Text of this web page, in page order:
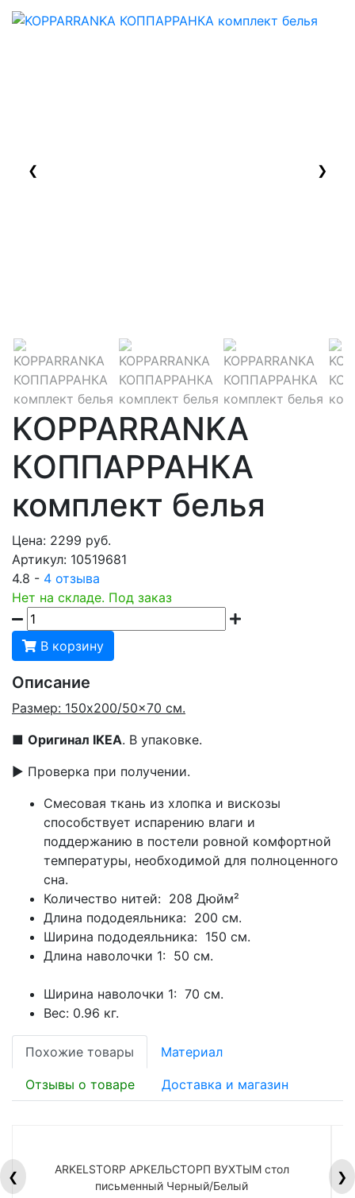
❮ ❯
KOPPARRANKA
КОППАРРАНКА
комплект белья
Цена: 2299 руб.
Артикул: 10519681
4.8 - 4 отзыва
Нет на складе. Под заказ
В корзину
Описание
Размер: 150x200/50x70 см.
■ Оригинал IKEA. В упаковке.
▶ Проверка при получении.
Смесовая ткань из хлопка и вискозы
способствует испарению влаги и
поддержанию в постели ровной комфортной
температуры, необходимой для полноценного
сна.
Количество нитей: 208 Дюйм²
Длина пододеяльника: 200 см.
Ширина пододеяльника: 150 см.
Длина наволочки 1: 50 см.
Ширина наволочки 1: 70 см.
Вес: 0.96 кг.
Похожие товары Материал
Отзывы о товаре Доставка и магазин
❮
ARKELSTORP АРКЕЛЬСТОРП ВУХТЫМ стол
письменный Черный/Белый
❯